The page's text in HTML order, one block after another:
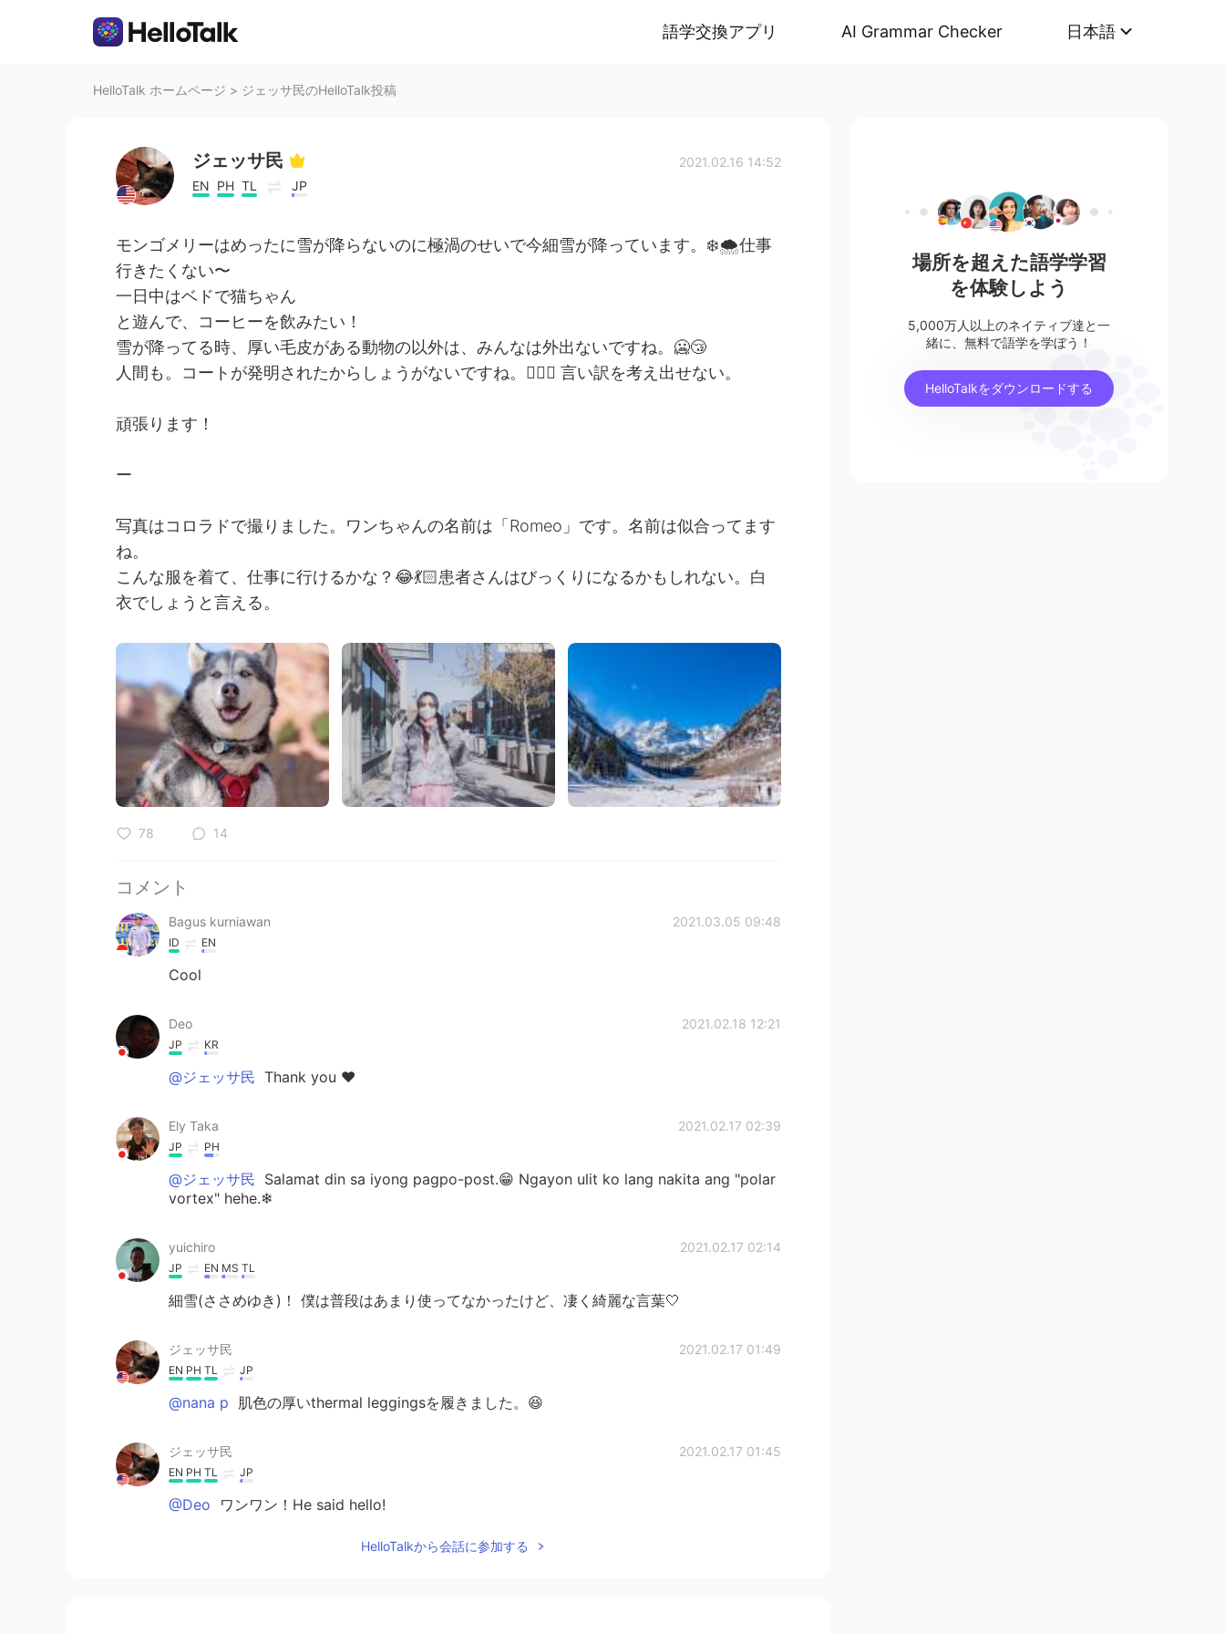
語学交換アプリ AI Grammar Checker 日本語
HelloTalk ホームページ > ジェッサ民のHelloTalk投稿
ジェッサ民
EN PH TL JP
2021.02.16 14:52
モンゴメリーはめったに雪が降らないのに極渦のせいで今細雪が降っています。❄️🌨仕事
行きたくない〜
一日中はベドで猫ちゃん
と遊んで、コーヒーを飲みたい！
雪が降ってる時、厚い毛皮がある動物の以外は、みんなは外出ないですね。🥶😴
人間も。コートが発明されたからしょうがないですね。🤷🏻‍♀️ 言い訳を考え出せない。
頑張ります！
ー
写真はコロラドで撮りました。ワンちゃんの名前は「Romeo」です。名前は似合ってます
ね。
こんな服を着て、仕事に行けるかな？😂💃🏻患者さんはびっくりになるかもしれない。白
衣でしょうと言える。
78 14
コメント
Bagus kurniawan 2021.03.05 09:48
ID EN
Cool
Deo 2021.02.18 12:21
JP KR
@ジェッサ民 Thank you ❤️
Ely Taka 2021.02.17 02:39
JP PH
@ジェッサ民 Salamat din sa iyong pagpo-post.😁 Ngayon ulit ko lang nakita ang "polar
vortex" hehe.❄
yuichiro 2021.02.17 02:14
JP EN MS TL
細雪(ささめゆき)！ 僕は普段はあまり使ってなかったけど、凄く綺麗な言葉🤍
ジェッサ民 2021.02.17 01:49
EN PH TL JP
@nana p 肌色の厚いthermal leggingsを履きました。😆
ジェッサ民 2021.02.17 01:45
EN PH TL JP
@Deo ワンワン！He said hello!
HelloTalkから会話に参加する
場所を超えた語学学習
を体験しよう
5,000万人以上のネイティブ達と一
緒に、無料で語学を学ぼう！
HelloTalkをダウンロードする